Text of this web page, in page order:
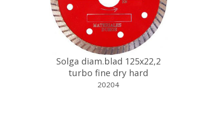
Solga diam.blad 125x22,2
turbo fine dry hard
20204